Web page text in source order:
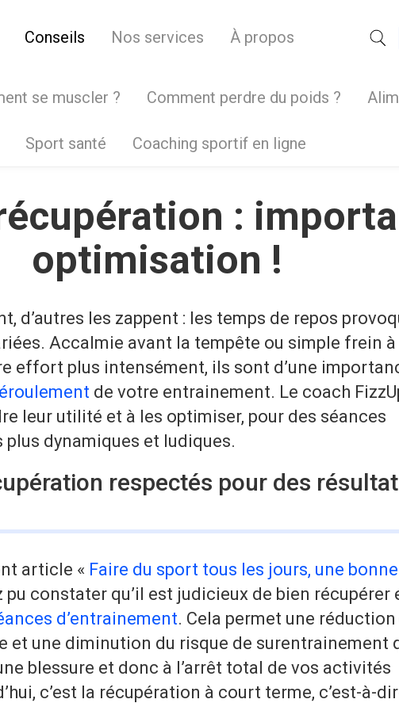
Conseils Nos services À propos
se muscler ? Comment perdre du poids ?
Sport santé Coaching sportif en ligne
:
optimisation !
d’autres les zappent : les temps de repos
Accalmie avant la tempête ou simple frein à
effort plus intensément, ils sont d’une
de votre entrainement. Le coach
leur utilité et à les optimiser, pour des séances
dynamiques et ludiques.
respectés pour des
article « Faire du sport tous les jours, une bonne
pu constater qu’il est judicieux de bien récupérer
d’entrainement. Cela permet une réduction
et une diminution du risque de surentrainement
blessure et donc à l’arrêt total de vos activités
c’est la récupération à court terme, c’est-à-